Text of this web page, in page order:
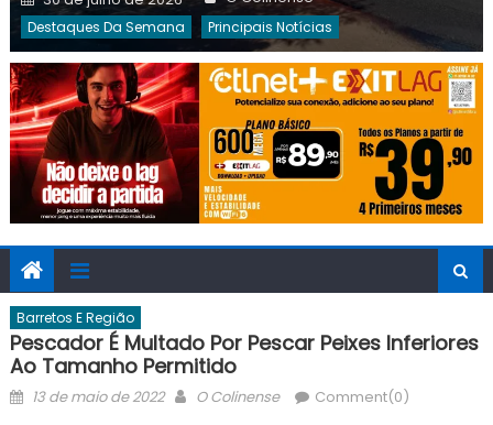
on
Destaques Da Semana Principais Notícias
Barretos E Região
Pescador É Multado Por Pescar Peixes Inferiores
Ao Tamanho Permitido
Posted
13 de maio de 2022 Author
O Colinense Comment(0)